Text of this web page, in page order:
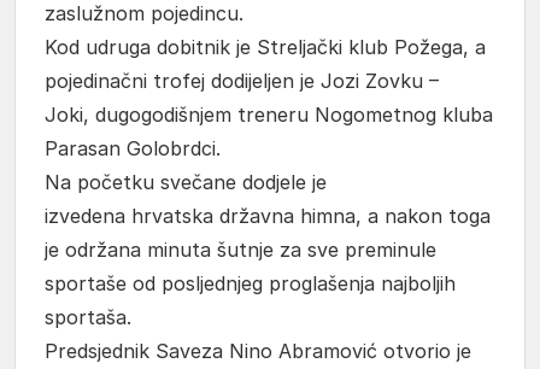
zaslužnom pojedincu.
Kod udruga dobitnik je Streljački klub Požega, a
pojedinačni trofej dodijeljen je Jozi Zovku –
Joki, dugogodišnjem treneru Nogometnog kluba
Parasan Golobrdci.
Na početku svečane dodjele je
izvedena hrvatska državna himna, a nakon toga
je održana minuta šutnje za sve preminule
sportaše od posljednjeg proglašenja najboljih
sportaša.
Predsjednik Saveza Nino Abramović otvorio je